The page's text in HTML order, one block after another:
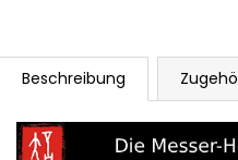
Beschreibung